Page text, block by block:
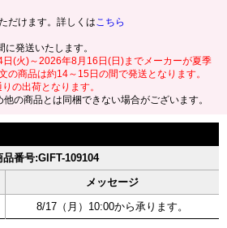
だけます。詳しくはこちら
発送いたします。
(火)～2026年8月16日(日)までメーカーが夏季
の商品は約14～15日の間で発送となります。
の出荷となります。
の商品とは同梱できない場合がございます。
品番号:GIFT-109104
メッセージ
8/17（月）10:00から承ります。